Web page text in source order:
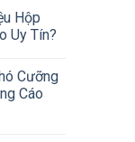
Hộp
Uy Tín?
Cưỡng
Cáo